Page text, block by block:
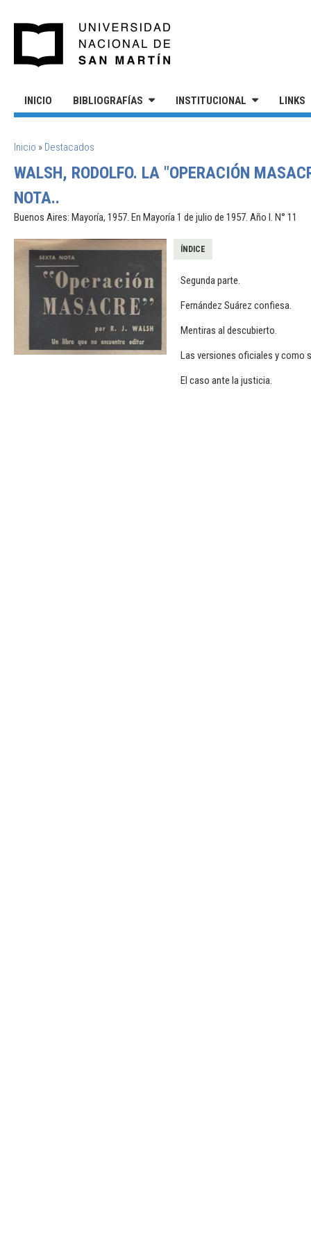
INICIO BIBLIOGRAFÍAS INSTITUCIONAL LINKS
SE ENCUENTRA USTED AQUÍ
Inicio » Destacados
WALSH, RODOLFO. LA "OPERACIÓN
NOTA..
Buenos Aires: Mayoría, 1957. En Mayoría 1 de julio de 1957. Año I. N° 11
ÍNDICE
Segunda parte.
Fernández Suárez confiesa.
Mentiras al descubierto.
Las versiones oficiales y como
El caso ante la justicia.